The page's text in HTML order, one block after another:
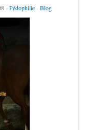
-Pédophilie-Blog